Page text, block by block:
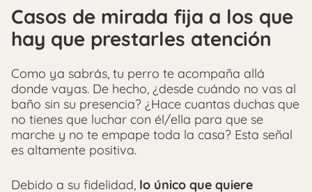
Casos de mirada fija a los que
hay que prestarles atención
Como ya sabrás, tu perro te acompaña allá
donde vayas. De hecho, ¿desde cuándo no vas al
baño sin su presencia? ¿Hace cuantas duchas que
no tienes que luchar con él/ella para que se
marche y no te empape toda la casa? Esta señal
es altamente positiva.
Debido a su fidelidad, lo único que quiere